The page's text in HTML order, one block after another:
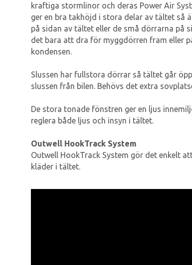
kraftiga stormlinor och deras Power Air
ger en bra takhöjd i stora delar av tältet så
på sidan av tältet eller de små dörrarna på
det bara att dra för myggdörren fram eller
kondensen.
Slussen har fullstora dörrar så tältet går
slussen från bilen. Behövs det extra
De stora tonade fönstren ger en ljus
reglera både ljus och insyn i tältet.
Outwell HookTrack System
Outwell HookTrack System gör det enkelt
kläder i tältet.